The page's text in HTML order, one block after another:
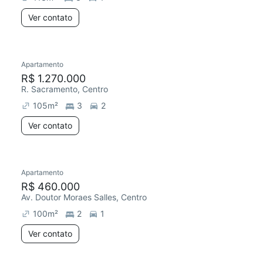
Ver contato
Apartamento
R$ 1.270.000
R. Sacramento, Centro
105m² 3
2
Ver contato
Apartamento
R$ 460.000
Av. Doutor Moraes Salles, Centro
100m² 2
1
Ver contato